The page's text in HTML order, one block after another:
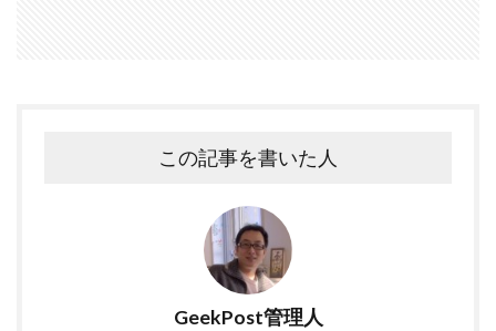
この記事を書いた人
GeekPost管理人